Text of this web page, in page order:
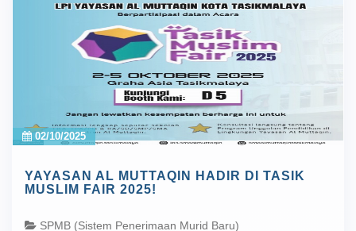
02/10/2025
YAYASAN AL MUTTAQIN HADIR DI TASIK
MUSLIM FAIR 2025!
SPMB (Sistem Penerimaan Murid Baru)